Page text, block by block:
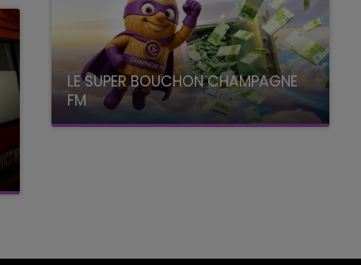
LE SUPER BOUCHON CHAMPAGNE
FM
avec La Famille Champagne FM, à 8H10